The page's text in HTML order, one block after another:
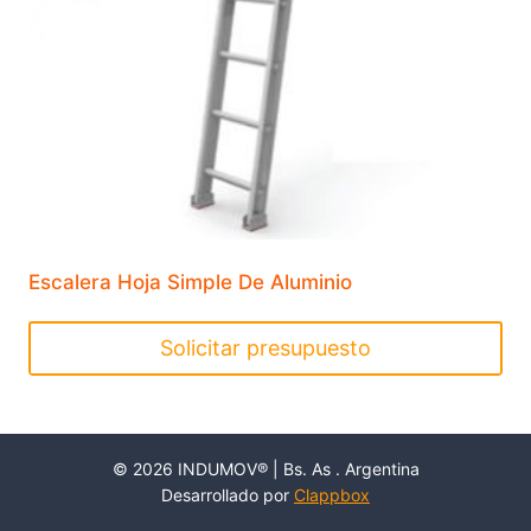
Escalera
Tipo
Tijera
Con
Plataforma
de
Aluminio
cantidad
Escalera Hoja Simple De Aluminio
Solicitar presupuesto
© 2026 INDUMOV® | Bs. As . Argentina
Desarrollado por Clappbox